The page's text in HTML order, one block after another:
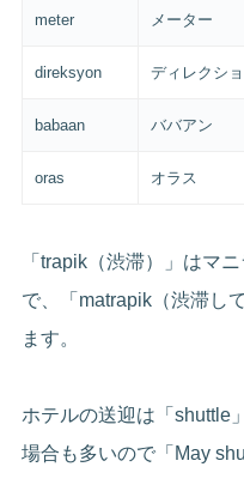
meter メーター
direksyon ディレクシ
babaan ババアン
oras オラス
「trapik（渋滞）」はマ
で、「matrapik（渋滞し
ます。
ホテルの送迎は「shuttle
場合も多いので「May